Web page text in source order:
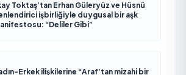
Toktaş’tan Erhan Güleryüz ve Hüsnü
işbirliğiyle duygusal bir aşk
“Deliler Gibi”
Erkek ilişkilerine “Araf’tan mizahi bir